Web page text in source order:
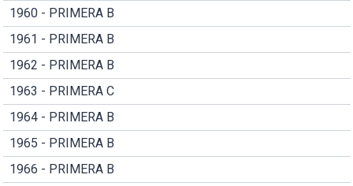
1960 - PRIMERA B
1961 - PRIMERA B
1962 - PRIMERA B
1963 - PRIMERA C
1964 - PRIMERA B
1965 - PRIMERA B
1966 - PRIMERA B